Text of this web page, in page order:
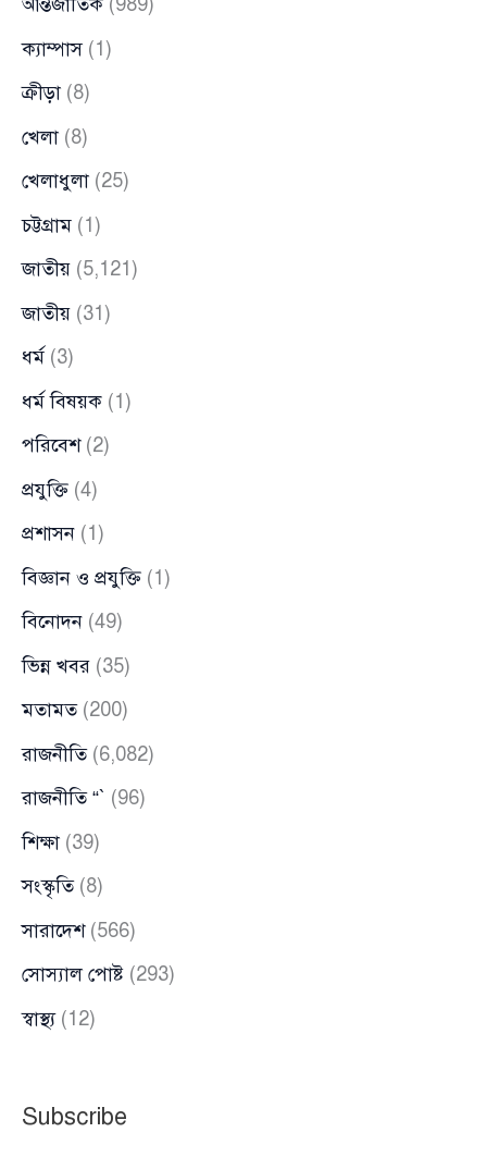
ক্যাম্পাস(1)
ক্রীড়া (8)
খেলা (8)
খেলাধুলা (25)
চট্টগ্রাম (1)
জাতীয় (5,121)
জাতীয় (31)
ধর্ম (3)
ধর্ম বিষয়ক (1)
পরিবেশ(2)
প্রযুক্তি (4)
প্রশাসন (1)
বিজ্ঞান ও প্রযুক্তি (1)
বিনোদন (49)
ভিন্ন খবর (35)
মতামত(200)
রাজনীতি(6,082)
রাজনীতি “` (96)
শিক্ষা (39)
সংস্কৃতি(8)
সারাদেশ(566)
সোস্যাল পোষ্ট (293)
স্বাস্থ্য(12)
Subscribe